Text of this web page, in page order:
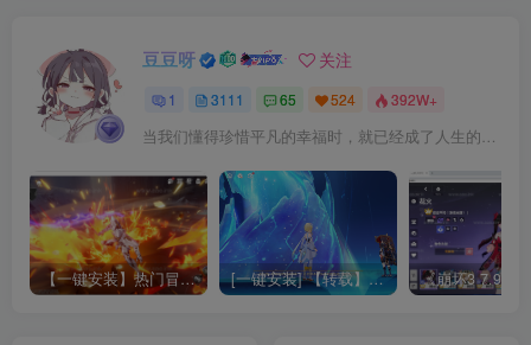
豆豆呀 关注
1 3111 65 524 392W+
当我们懂得珍惜平凡的幸福时，就已经成了人生的赢家
【一键安装】热门冒险策略类游戏崩坏：星穹铁道全新2.3版本一键端+一键代理+一键启动+免虚拟机 [一键安装] 【转载】原神3.4真端服务端+源码+配套客户端+详尽说明+GM工具+源码说明文件